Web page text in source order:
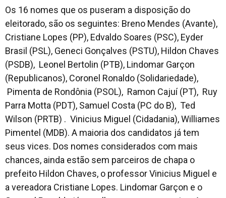
Os 16 nomes que os puseram a disposição do
eleitorado, são os seguintes: Breno Mendes (Avante),
Cristiane Lopes (PP), Edvaldo Soares (PSC), Eyder
Brasil (PSL), Geneci Gonçalves (PSTU), Hildon Chaves
(PSDB), Leonel Bertolin (PTB), Lindomar Garçon
(Republicanos), Coronel Ronaldo (Solidariedade),
Pimenta de Rondônia (PSOL), Ramon Cajuí (PT), Ruy
Parra Motta (PDT), Samuel Costa (PC do B), Ted
Wilson (PRTB) . Vinicius Miguel (Cidadania), Williames
Pimentel (MDB). A maioria dos candidatos já tem
seus vices. Dos nomes considerados com mais
chances, ainda estão sem parceiros de chapa o
prefeito Hildon Chaves, o professor Vinicius Miguel e
a vereadora Cristiane Lopes. Lindomar Garçon e o